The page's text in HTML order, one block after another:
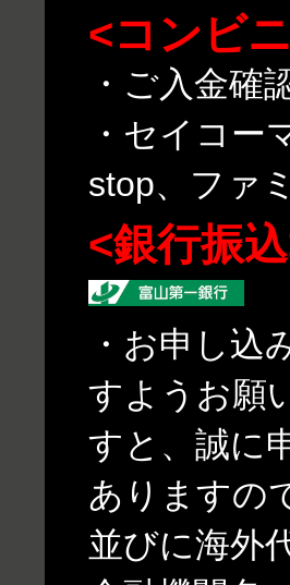
<コンビ
・ご入金確
・セイコー
stop、ファ
<銀行振
・お申し込
すようお願
すと、誠に
ありますの
並びに海外